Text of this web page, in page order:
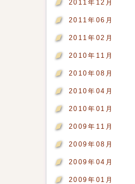
2011年12月
2011年06月
2011年02月
2010年11月
2010年08月
2010年04月
2010年01月
2009年11月
2009年08月
2009年04月
2009年01月